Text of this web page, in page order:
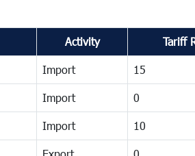
Activity Tariff
Import 15
Import 0
Import 10